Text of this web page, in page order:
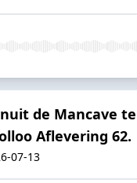
de Mancave te
Aflevering 62.
07-13